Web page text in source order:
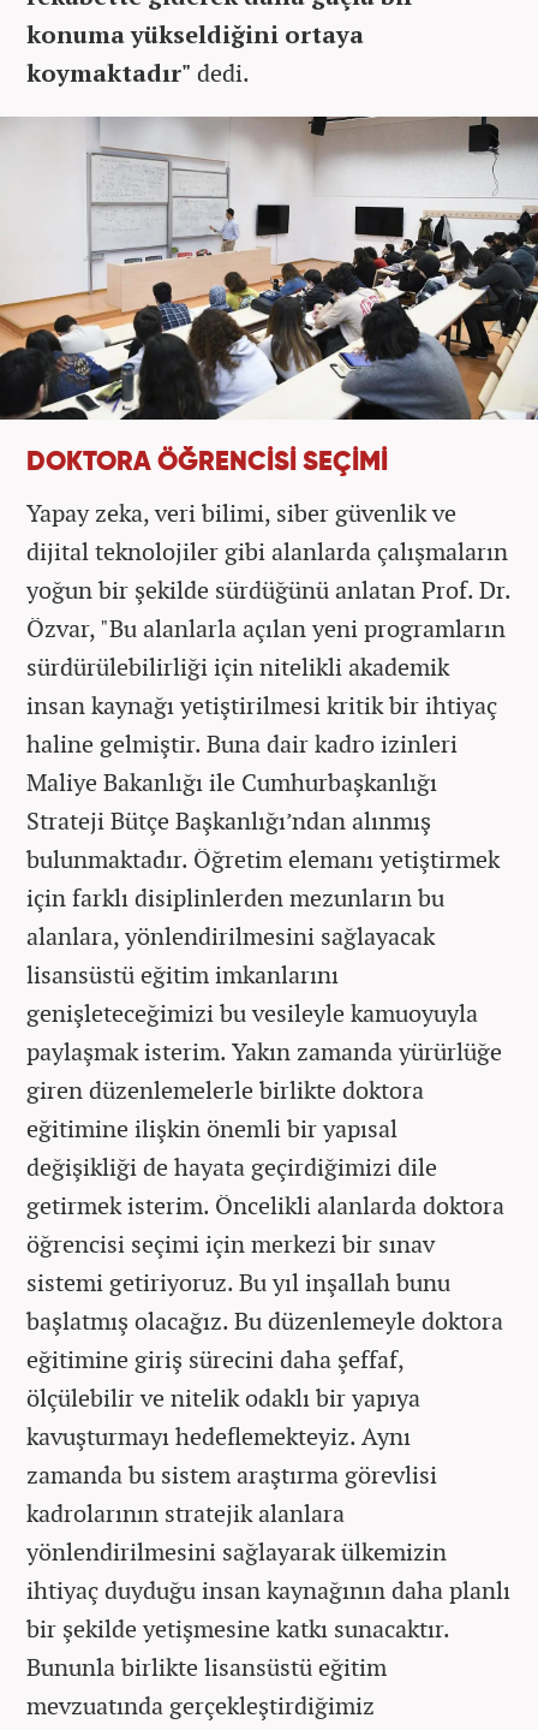
konuma yükseldiğini ortaya
koymaktadır" dedi.
DOKTORA ÖĞRENCİSİ SEÇİMİ
Yapay zeka, veri bilimi, siber güvenlik ve
dijital teknolojiler gibi alanlarda çalışmaların
yoğun bir şekilde sürdüğünü anlatan Prof. Dr.
Özvar, "Bu alanlarla açılan yeni programların
sürdürülebilirliği için nitelikli akademik
insan kaynağı yetiştirilmesi kritik bir ihtiyaç
haline gelmiştir. Buna dair kadro izinleri
Maliye Bakanlığı ile Cumhurbaşkanlığı
Strateji Bütçe Başkanlığı’ndan alınmış
bulunmaktadır. Öğretim elemanı yetiştirmek
için farklı disiplinlerden mezunların bu
alanlara, yönlendirilmesini sağlayacak
lisansüstü eğitim imkanlarını
genişleteceğimizi bu vesileyle kamuoyuyla
paylaşmak isterim. Yakın zamanda yürürlüğe
giren düzenlemelerle birlikte doktora
eğitimine ilişkin önemli bir yapısal
değişikliği de hayata geçirdiğimizi dile
getirmek isterim. Öncelikli alanlarda doktora
öğrencisi seçimi için merkezi bir sınav
sistemi getiriyoruz. Bu yıl inşallah bunu
başlatmış olacağız. Bu düzenlemeyle doktora
eğitimine giriş sürecini daha şeffaf,
ölçülebilir ve nitelik odaklı bir yapıya
kavuşturmayı hedeflemekteyiz. Aynı
zamanda bu sistem araştırma görevlisi
kadrolarının stratejik alanlara
yönlendirilmesini sağlayarak ülkemizin
ihtiyaç duyduğu insan kaynağının daha planlı
bir şekilde yetişmesine katkı sunacaktır.
Bununla birlikte lisansüstü eğitim
mevzuatında gerçekleştirdiğimiz